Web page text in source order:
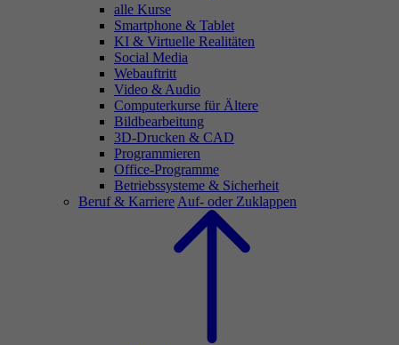
alle Kurse
Smartphone & Tablet
KI & Virtuelle Realitäten
Social Media
Webauftritt
Video & Audio
Computerkurse für Ältere
Bildbearbeitung
3D-Drucken & CAD
Programmieren
Office-Programme
Betriebssysteme & Sicherheit
Beruf & Karriere Auf- oder Zuklappen